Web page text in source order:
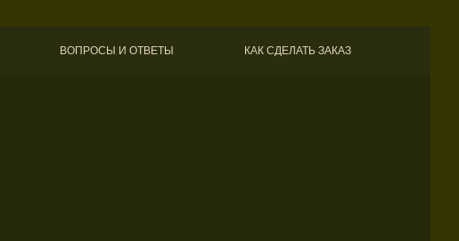
ВОПРОСЫ И ОТВЕТЫ КАК СДЕЛАТЬ ЗАКАЗ